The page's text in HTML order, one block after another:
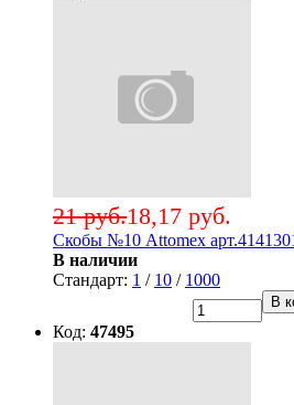
18,17 руб.
21 руб.
Скобы №10 Attomex
В наличии
Стандарт: 1 / 10 / 1000
В
Код: 47495